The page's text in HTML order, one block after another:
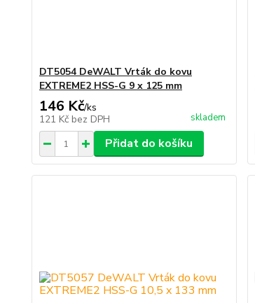
DT5054 DeWALT Vrták do kovu
EXTREME2 HSS-G 9 x 125 mm
146 Kč/ks
121 Kč bez DPH skladem
Přidat do košíku